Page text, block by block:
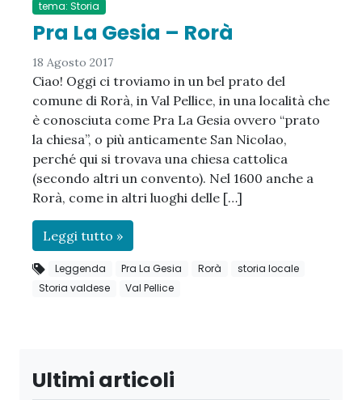
tema: Storia
Pra La Gesia – Rorà
18 Agosto 2017
Ciao! Oggi ci troviamo in un bel prato del
comune di Rorà, in Val Pellice, in una località che
è conosciuta come Pra La Gesia ovvero “prato
la chiesa”, o più anticamente San Nicolao,
perché qui si trovava una chiesa cattolica
(secondo altri un convento). Nel 1600 anche a
Rorà, come in altri luoghi delle […]
Leggi tutto »
Leggenda Pra La Gesia Rorà
storia locale
Storia valdese
Val Pellice
Ultimi articoli